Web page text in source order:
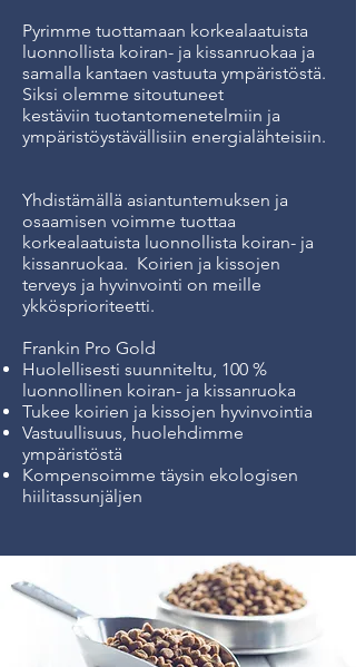
Pyrimme tuottamaan korkealaatuista
luonnollista koiran- ja kissanruokaa ja
samalla kantaen vastuuta ympäristöstä.
Siksi olemme sitoutuneet
kestäviin tuotantomenetelmiin ja
ympäristöystävällisiin energialähteisiin.
Yhdistämällä asiantuntemuksen ja
osaamisen voimme tuottaa
korkealaatuista luonnollista koiran- ja
kissanruokaa. Koirien ja kissojen
terveys ja hyvinvointi on meille
ykkösprioriteetti.
Frankin Pro Gold
Huolellisesti suunniteltu, 100 %
luonnollinen koiran- ja kissanruoka
Tukee koirien ja kissojen hyvinvointia
Vastuullisuus, huolehdimme
ympäristöstä
Kompensoimme täysin ekologisen
hiilitassunjäljen